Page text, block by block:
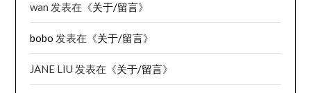
wan 发表在《关于/留言》
bobo 发表在《关于/留言》
JANE LIU 发表在《关于/留言》